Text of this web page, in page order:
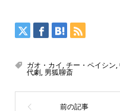
ガオ・カイ,チー・ペイシン,
代劇, 男狐聊斎